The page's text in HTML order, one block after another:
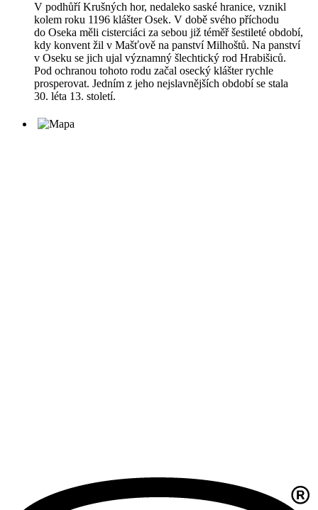
V podhůří Krušných hor, nedaleko saské hranice, vznikl
kolem roku 1196 klášter Osek. V době svého příchodu
do Oseka měli cisterciáci za sebou již téměř šestileté období,
kdy konvent žil v Mašťově na panství Milhoštů. Na panství
v Oseku se jich ujal významný šlechtický rod Hrabišiců.
Pod ochranou tohoto rodu začal osecký klášter rychle
prosperovat. Jedním z jeho nejslavnějších období se stala
30. léta 13. století.